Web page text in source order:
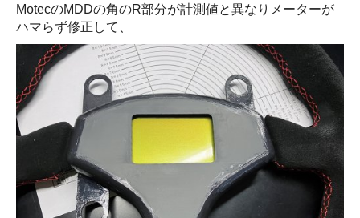
MotecのMDDの角のR部分が計測値と異なりメーターが
ハマらず修正して、